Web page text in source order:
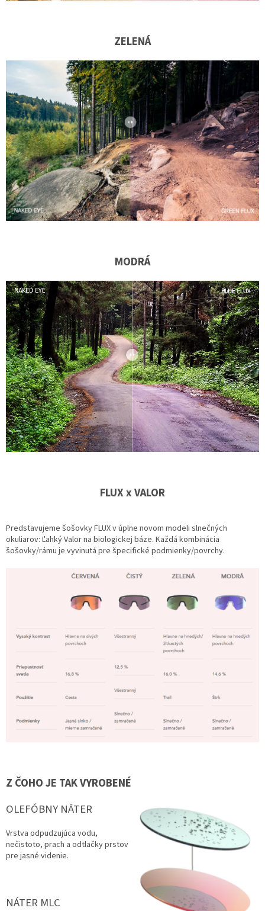
ZELENÁ
MODRÁ
FLUX x VALOR
Predstavujeme šošovky FLUX v úplne novom modeli slnečných
okuliarov: Ľahký Valor na biologickej báze. Každá kombinácia
šošovky/rámu je vyvinutá pre špecifické podmienky/povrchy.
Z ČOHO JE TAK VYROBENÉ
OLEFÓBNY NÁTER
Vrstva odpudzujúca vodu,
nečistoto, prach a odtlačky prstov
pre jasné videnie.
NÁTER MLC